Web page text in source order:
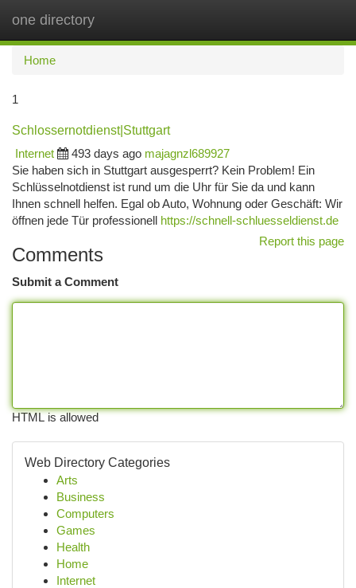
one directory
Home
1
Schlossernotdienst|Stuttgart
Internet
493 days ago majagnzl689927
Sie haben sich in Stuttgart ausgesperrt? Kein Problem! Ein
Schlüsselnotdienst ist rund um die Uhr für Sie da und kann
Ihnen schnell helfen. Egal ob Auto, Wohnung oder Geschäft: Wir
öffnen jede Tür professionell https://schnell-schluesseldienst.de
Report this page
Comments
Submit a Comment
HTML is allowed
Web Directory Categories
Arts
Business
Computers
Games
Health
Home
Internet